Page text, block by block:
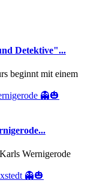
Detektive"...
beginnt mit einem
Wernigerode